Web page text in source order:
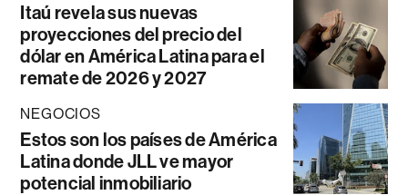
Itaú revela sus nuevas
proyecciones del precio del
dólar en América Latina para el
remate de 2026 y 2027
NEGOCIOS
Estos son los países de América
Latina donde JLL ve mayor
potencial inmobiliario